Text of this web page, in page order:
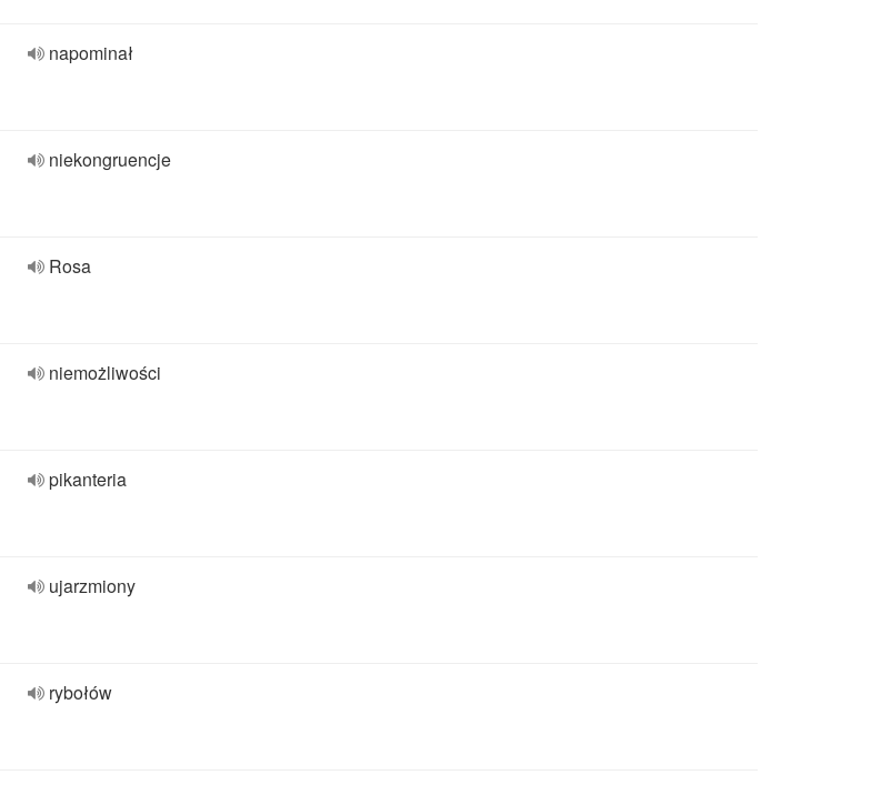
napominał
niekongruencje
Rosa
niemożliwości
pikanteria
ujarzmiony
rybołów